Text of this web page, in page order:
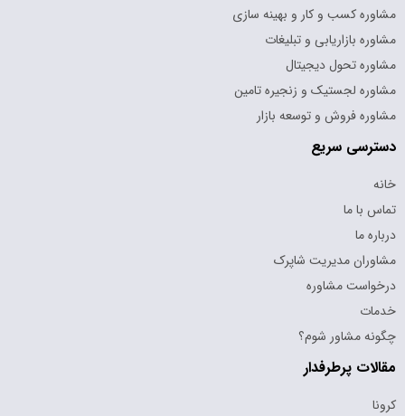
مشاوره کسب و کار و بهینه سازی
مشاوره بازاریابی و تبلیغات
مشاوره تحول دیجیتال
مشاوره لجستیک و زنجیره تامین
مشاوره فروش و توسعه بازار
دسترسی سریع
خانه
تماس با ما
درباره ما
مشاوران مدیریت شاپرک
درخواست مشاوره
خدمات
چگونه مشاور شوم؟
مقالات پرطرفدار
کرونا